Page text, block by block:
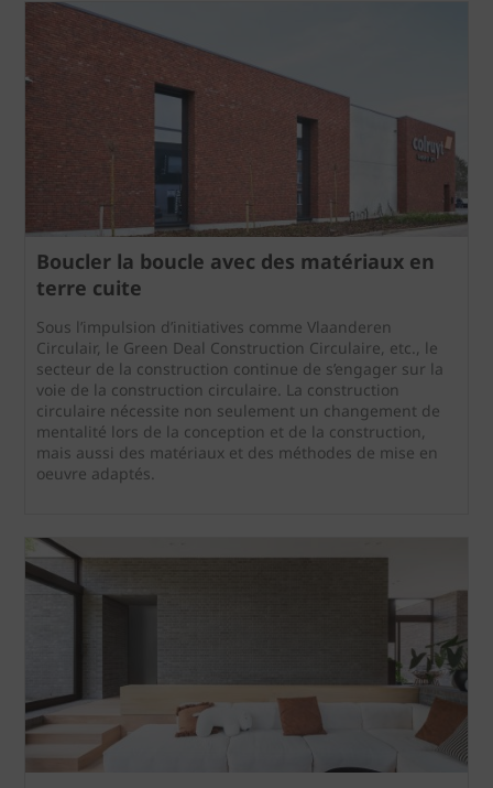
Boucler la boucle avec des matériaux en
terre cuite
Sous l’impulsion d’initiatives comme Vlaanderen
Circulair, le Green Deal Construction Circulaire, etc., le
secteur de la construction continue de s’engager sur la
voie de la construction circulaire. La construction
circulaire nécessite non seulement un changement de
mentalité lors de la conception et de la construction,
mais aussi des matériaux et des méthodes de mise en
oeuvre adaptés.